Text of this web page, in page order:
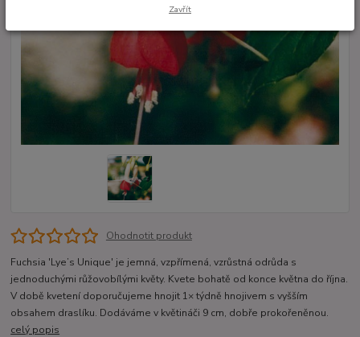
Ohodnotit produkt
Fuchsia 'Lye’s Unique' je jemná, vzpřímená, vzrůstná odrůda s
jednoduchými růžovobílými květy. Kvete bohatě od konce května do října.
V době kvetení doporučujeme hnojit 1× týdně hnojivem s vyšším
obsahem draslíku. Dodáváme v květináči 9 cm, dobře prokořeněnou.
celý popis
Zavřít